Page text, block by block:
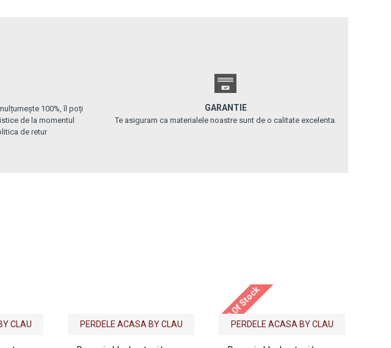
100%, îl poți
de la momentul
de retur
GARANTIE
Te asiguram ca materialele noastre sunt de o calitate excelenta.
CLAU PERDELE ACASA BY CLAU Out Of Stock
PERDELE ACASA BY CLAU